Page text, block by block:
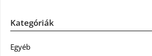
Kategóriák
Egyéb